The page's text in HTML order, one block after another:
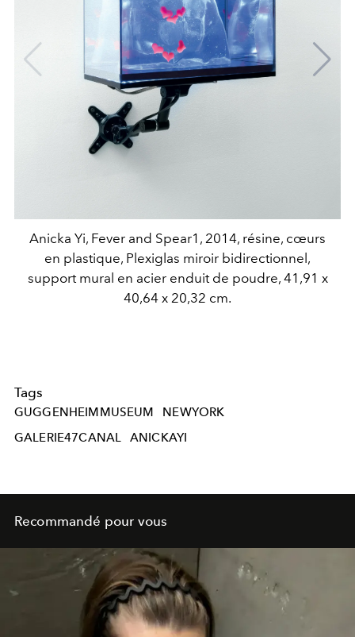
Anicka Yi, Fever and Spear1, 2014, résine, cœurs
en plastique, Plexiglas miroir bidirectionnel,
support mural en acier enduit de poudre, 41,91 x
40,64 x 20,32 cm.
Tags
GUGGENHEIMMUSEUM
NEWYORK
GALERIE47CANAL
ANICKAYI
Recommandé pour vous